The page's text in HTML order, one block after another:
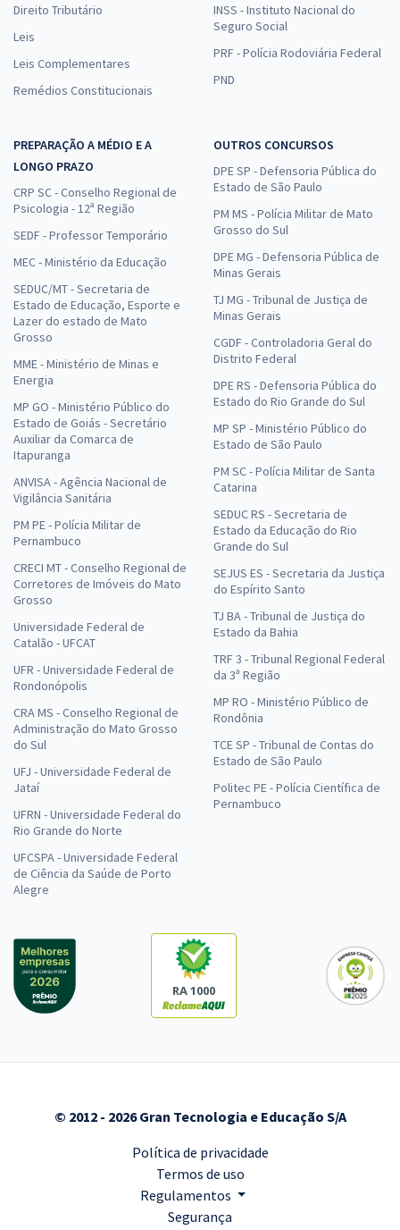
Direito Tributário
Leis
Leis Complementares
Remédios Constitucionais
INSS - Instituto Nacional do
Seguro Social
PRF - Polícia Rodoviária Federal
PND
PREPARAÇÃO A MÉDIO E A
LONGO PRAZO
CRP SC - Conselho Regional de
Psicologia - 12ª Região
SEDF - Professor Temporário
MEC - Ministério da Educação
SEDUC/MT - Secretaria de
Estado de Educação, Esporte e
Lazer do estado de Mato
Grosso
MME - Ministério de Minas e
Energia
MP GO - Ministério Público do
Estado de Goiás - Secretário
Auxiliar da Comarca de
Itapuranga
ANVISA - Agência Nacional de
Vigilância Sanitária
PM PE - Polícia Militar de
Pernambuco
CRECI MT - Conselho Regional de
Corretores de Imóveis do Mato
Grosso
Universidade Federal de
Catalão - UFCAT
UFR - Universidade Federal de
Rondonópolis
CRA MS - Conselho Regional de
Administração do Mato Grosso
do Sul
UFJ - Universidade Federal de
Jataí
UFRN - Universidade Federal do
Rio Grande do Norte
UFCSPA - Universidade Federal
de Ciência da Saúde de Porto
Alegre
OUTROS CONCURSOS
DPE SP - Defensoria Pública do
Estado de São Paulo
PM MS - Polícia Militar de Mato
Grosso do Sul
DPE MG - Defensoria Pública de
Minas Gerais
TJ MG - Tribunal de Justiça de
Minas Gerais
CGDF - Controladoria Geral do
Distrito Federal
DPE RS - Defensoria Pública do
Estado do Rio Grande do Sul
MP SP - Ministério Público do
Estado de São Paulo
PM SC - Polícia Militar de Santa
Catarina
SEDUC RS - Secretaria de
Estado da Educação do Rio
Grande do Sul
SEJUS ES - Secretaria da Justiça
do Espírito Santo
TJ BA - Tribunal de Justiça do
Estado da Bahia
TRF 3 - Tribunal Regional Federal
da 3ª Região
MP RO - Ministério Público de
Rondônia
TCE SP - Tribunal de Contas do
Estado de São Paulo
Politec PE - Polícia Científica de
Pernambuco
RA 1000
© 2012 - 2026 Gran Tecnologia e Educação S/A
Política de privacidade
Termos de uso
Regulamentos
Segurança